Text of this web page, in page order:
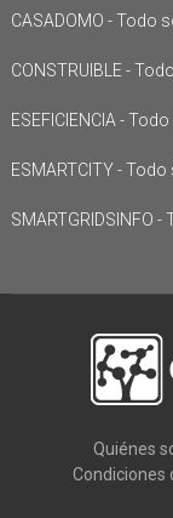
CASADOMO - Todo
CONSTRUIBLE -
ESEFICIENCIA -
ESMARTCITY -
SMARTGRIDSINFO
Quiénes
Condiciones